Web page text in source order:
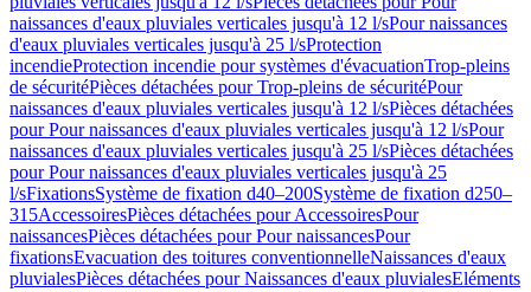
naissances d'eaux pluviales verticales jusqu'à 12 l/sPour naissances
d'eaux pluviales verticales jusqu'à 25 l/sProtection
incendieProtection incendie pour systèmes d'évacuationTrop-pleins
de sécuritéPièces détachées pour Trop-pleins de sécuritéPour
naissances d'eaux pluviales verticales jusqu'à 12 l/sPièces détachées
pour Pour naissances d'eaux pluviales verticales jusqu'à 12 l/sPour
naissances d'eaux pluviales verticales jusqu'à 25 l/sPièces détachées
pour Pour naissances d'eaux pluviales verticales jusqu'à 25
l/sFixationsSystème de fixation d40–200Système de fixation d250–
315AccessoiresPièces détachées pour AccessoiresPour
naissancesPièces détachées pour Pour naissancesPour
fixationsEvacuation des toitures conventionnelleNaissances d'eaux
pluvialesPièces détachées pour Naissances d'eaux pluvialesEléments